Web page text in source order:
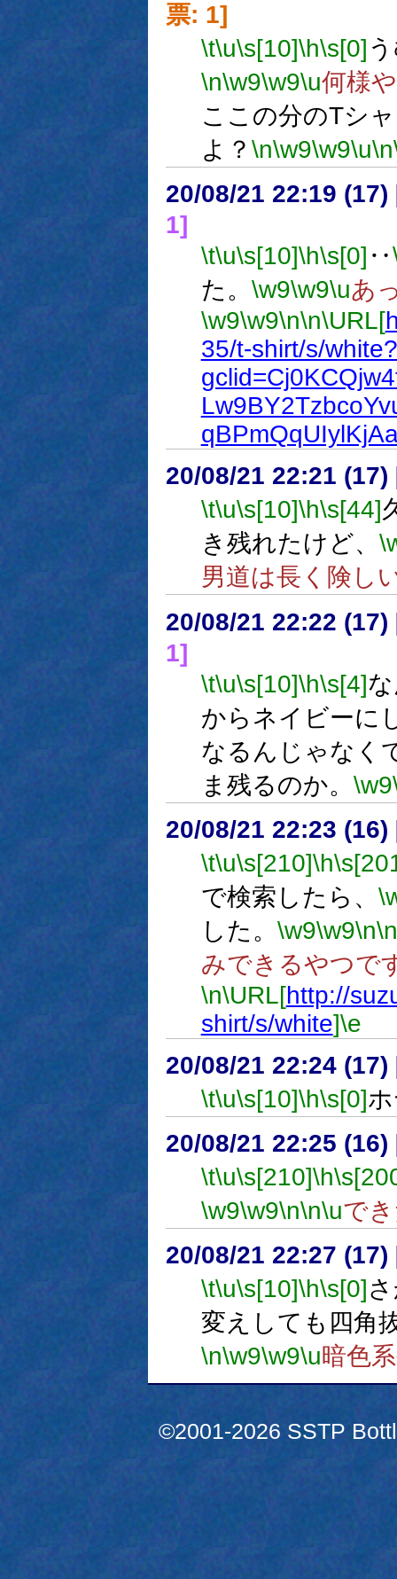
票: 1]
\t\u\s[10]\h\s[0]
\n\w9\w9\u何様
ここの分のTシ
よ？ \n\w9\w9\u\n
20/08/21 22:19 (17)
1]
\t\u\s[10]\h\s[0] ‥
た。 \w9\w9\uあ
\w9\w9\n\n\URL[
35/t-shirt/s/white?
20/08/21 22:21 (17)
\t\u\s[10]\h\s[44]
き残れたけど、
男道は長く険し
20/08/21 22:22 (17)
1]
\t\u\s[10]\h\s[4]
からネイビーに
なるんじゃなく
ま残るのか。 \w9
20/08/21 22:23 (16)
\t\u\s[210]\h
で検索したら、
した。 \w9\w9\n\n
みできるやつで
\n\URL[http://
shirt/s/white]\e
20/08/21 22:24 (17)
\t\u\s[10]\h\s[0]
20/08/21 22:25 (16)
\t\u\s[210]\h
\w9\w9\n\n\uで
20/08/21 22:27 (17)
\t\u\s[10]\h\s[0]
変えしても四角
\n\w9\w9\u暗色
©2001-2026 SSTP